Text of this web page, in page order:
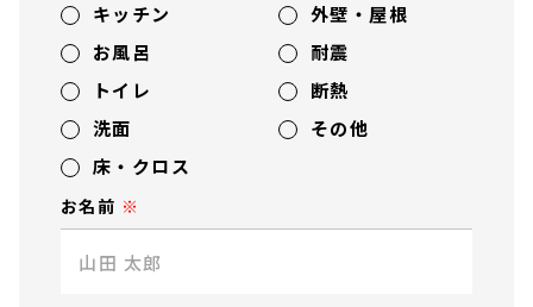
キッチン
お風呂
トイレ
洗面
床・クロス
外壁・屋根
耐震
断熱
その他
お名前